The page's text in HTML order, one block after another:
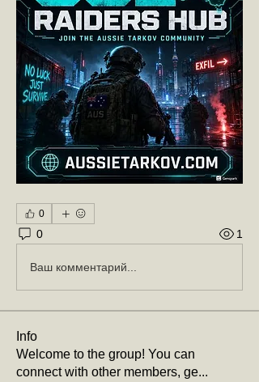
0
0 1
Ваш комментарий...
Info
Welcome to the group! You can
connect with other members, ge...